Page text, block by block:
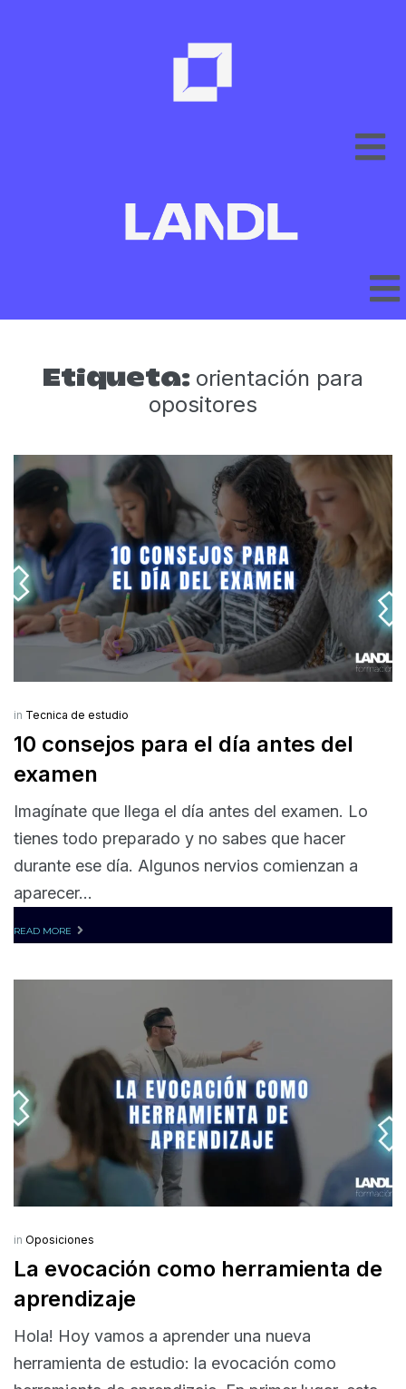
Etiqueta: orientación para
opositores
in Tecnica de estudio
10 consejos para el día antes del
examen
Imagínate que llega el día antes del examen. Lo
tienes todo preparado y no sabes que hacer
durante ese día. Algunos nervios comienzan a
aparecer...
READ MORE
in Oposiciones
La evocación como herramienta de
aprendizaje
Hola! Hoy vamos a aprender una nueva
herramienta de estudio: la evocación como